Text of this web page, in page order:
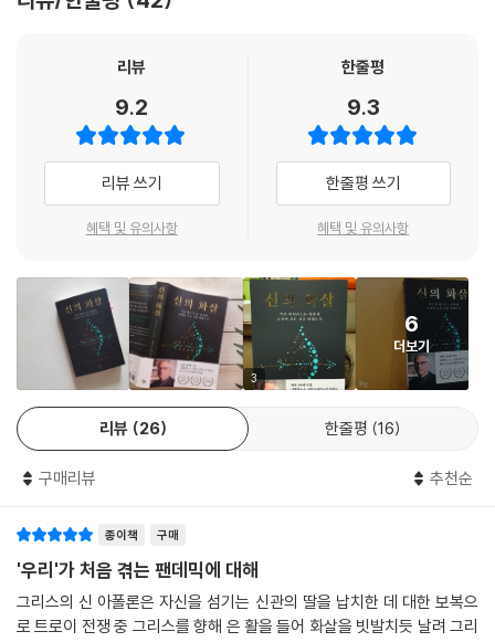
요인 등―기후변화와 관련된 과제이기도 하다. 그러므로 어찌 보면, 코로
대비할 예행 연습 기회를 제시한 셈이다.
원들이 나아갈 생각의 방향성을 제시한다. 그동안 우리가 뉴스를 통해 접
학 등의 학문적 여과장치를 통과한 가장 핵심적인 지식이 여기 있다. 우리
가 겪은 팬데믹을 지적으로 통찰한 단 한 권의 역작으로, 하버드 교수인 스
티븐 핑커는 이 책을 두고 “세상과 우리 삶을 송두리째 바꾸어놓은 바이러
스를 이해하려면 이 책을 읽어야 한다. 현재 우리에게 대단히 중요한 책이
다”라고 평했다.
“백신 그 이후, 신은 아직 활을 거두지 않았다”
종식의 끝이 보이지 않는다. 2021년 여름, 대한민국에는 4차 대확산이 시
작됐다. 변이 바이러스인 ‘델타 바이러스’가 유례없는 전염력을 보이고 있
는 탓이다. 백신이 개발되고 접종을 시작하며 드디어 코로나 이전으로 돌
아갈 수 있다는 낙관적인 분위기에 부풀었던 세계가 변이 바이러스의 등장
으로 다시 가라앉았다.
이러한 상황에서 ‘포스트 코로나’를 상상하고 대비한다는 것은 무엇일까.
하버드 의대에서 13년간 교수로 지냈던 크리스타키스는 이를 맞이하기에
앞서, 의학자만이 가진 냉철한 시선으로 지금 우리가 꼭 짚고 넘어가야 할
다음의 질문들에 대해 대답한다.
ㆍ 바이러스가 현재 나온 백신들을 완전히 회피하는 형태로 변이할 수도
있을까?
ㆍ 세계 각지에서 채택한 각양각색의 방역 조치 중 가장 효과가 있었던 것
은 무엇이며, 재확산을 대비하기 위해 어떤 방식을 시행해야 하는가?
리뷰
9.2
리뷰 쓰기
혜택 및 유의사항
한줄평
9.3
한줄평 쓰기
혜택 및 유의사항
3
6
더보기
리뷰 26 한줄평 16
구매리뷰 추천순
종이책 구매
'우리'가 처음 겪는 팬데믹에 대해
그리스의 신 아폴론은 자신을 섬기는 신관의 딸을 납치한 데 대한 보복으
로 트로이 전쟁 중 그리스를 향해 은 활을 들어 화살을 빗발치듯 날려 그리